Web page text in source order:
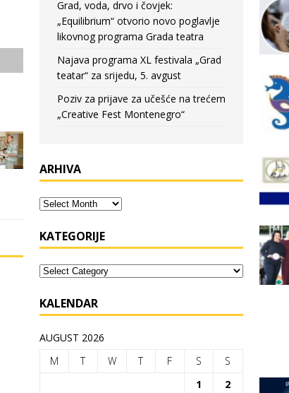
Grad, voda, drvo i čovjek:
„Equilibrium“ otvorio novo poglavlje
likovnog programa Grada teatra
Najava programa XL festivala „Grad
teatar“ za srijedu, 5. avgust
Poziv za prijave za učešće na trećem
„Creative Fest Montenegro“
ARHIVA
KATEGORIJE
KALENDAR
AUGUST 2026
M
T W T F S
S
1
2